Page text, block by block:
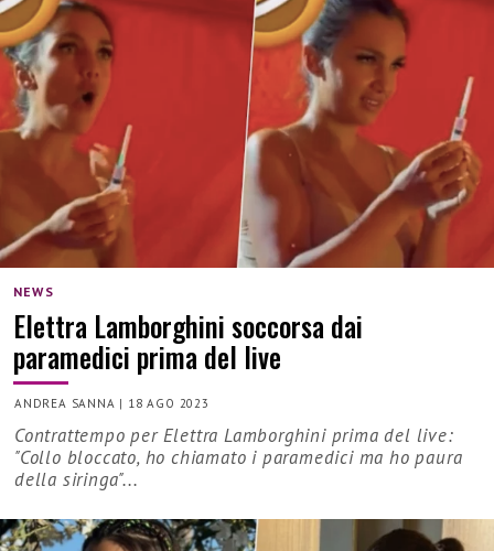
NEWS
Elettra Lamborghini soccorsa dai
paramedici prima del live
ANDREA SANNA | 18 AGO 2023
Contrattempo per Elettra Lamborghini prima del live:
"Collo bloccato, ho chiamato i paramedici ma ho paura
della siringa"...